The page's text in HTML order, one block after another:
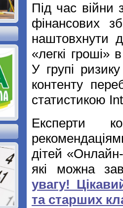
Під час війни
фінансових
наштовхнути
«легкі гроші»
У групі
контенту
статистикою
Експерти
дітей
які можна
увагу!
та старших